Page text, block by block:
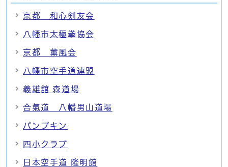
京都 和心剣友会
八幡市太極拳協会
京都 薫風会
八幡市空手道連盟
義雄舘 森道場
合氣道 八幡男山道場
パンプキン
四小クラブ
日本空手道 隆明館